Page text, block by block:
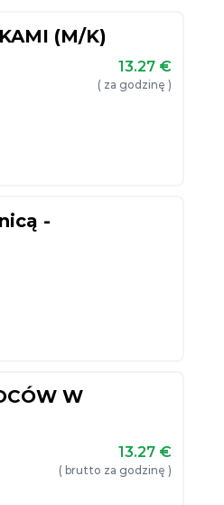
(M/K)
13.27 €
( za godzinę )
-
W
13.27 €
( brutto za godzinę )